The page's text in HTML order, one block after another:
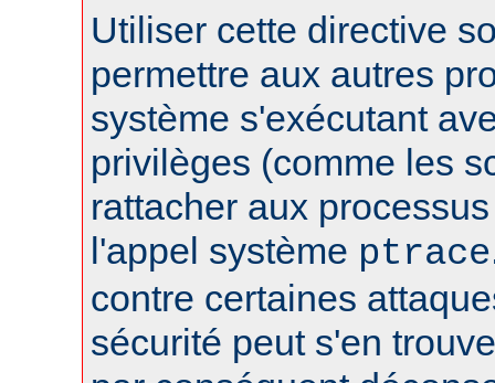
Utiliser cette directive
permettre aux autres
système s'exécutant
privilèges (comme les
rattacher aux
l'appel système ptrace
contre certaines
sécurité peut s'en